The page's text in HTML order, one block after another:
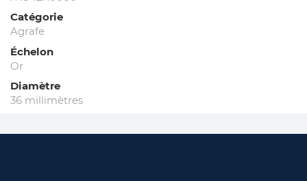
Catégorie
Agrafe
Échelon
Or
Diamètre
36 millimètres